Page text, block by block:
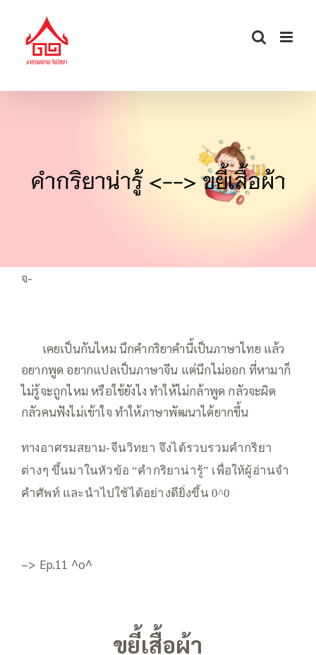
content
คำกริยาน่ารู้ <--> ขยี้เสื้อผ้า
จ-
เคยเป็นกันไหม นึกคำกริยาคำนี้เป็นภาษาไทย แล้ว
อยากพูด อยากแปลเป็นภาษาจีน แต่นึกไม่ออก ที่หามาก็
ไม่รู้จะถูกไหม หรือใช้ยังไง ทำให้ไม่กล้าพูด กลัวจะผิด
กลัวคนฟังไม่เข้าใจ ทำให้ภาษาพัฒนาได้ยากขึ้น
ทางอาศรมสยาม-จีนวิทยา จึงได้รวบรวมคำกริยา
ต่างๆ ขึ้นมาในหัวข้อ “คำกริยาน่ารู้” เพื่อให้ผู้อ่านจำ
คำศัพท์ และนำไปใช้ได้อย่างดียิ่งขึ้น 0^0
–> Ep.11 ^o^
ขยี้เสื้อผ้า